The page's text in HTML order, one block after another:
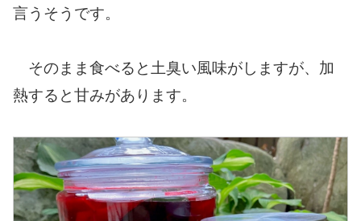
言うそうです。
そのまま食べると土臭い風味がしますが、加
熱すると甘みがあります。